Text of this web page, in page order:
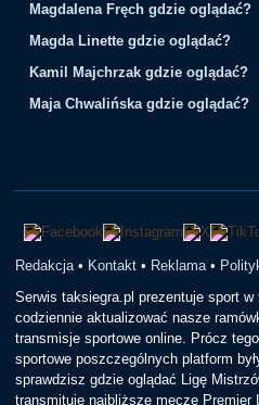
Magdalena Fręch gdzie oglądać?
Magda Linette gdzie oglądać?
Kamil Majchrzak gdzie oglądać?
Maja Chwalińska gdzie oglądać?
Redakcja • Kontakt • Reklama •
Serwis taksiegra.pl prezentuje sport
codziennie aktualizować nasze
transmisje sportowe online. Prócz
sportowe poszczególnych platform
sprawdzisz gdzie oglądać Ligę
transmituje najbliższe mecze Premier